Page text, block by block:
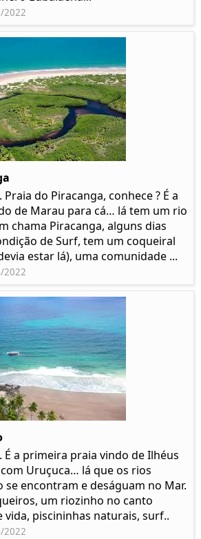
2022
do Piracanga, conhece ? É a
de Marau para cá… lá tem um rio
chama Piracanga, alguns dias
de Surf, tem um coqueiral
estar lá), uma comunidade ...
2022
a primeira praia vindo de Ilhéus
Uruçuca… lá que os rios
se encontram e deságuam no Mar.
um riozinho no canto
vida, piscininhas naturais, surf..
2022